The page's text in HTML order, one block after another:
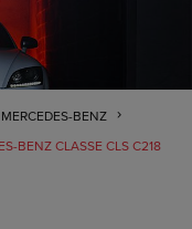
MERCEDES-BENZ
BENZ CLASSE CLS C218